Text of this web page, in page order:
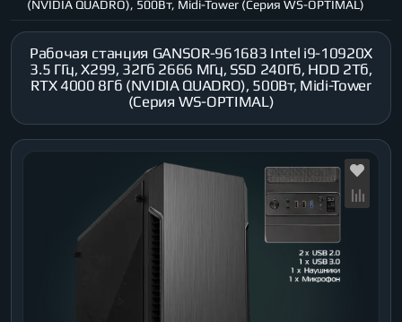
(NVIDIA QUADRO), 500Вт, Midi-Tower (Серия WS-OPTIMAL)
Рабочая станция GANSOR-961683 Intel i9-10920X
3.5 ГГц, X299, 32Гб 2666 МГц, SSD 240Гб, HDD 2Тб,
RTX 4000 8Гб (NVIDIA QUADRO), 500Вт, Midi-Tower
(Серия WS-OPTIMAL)